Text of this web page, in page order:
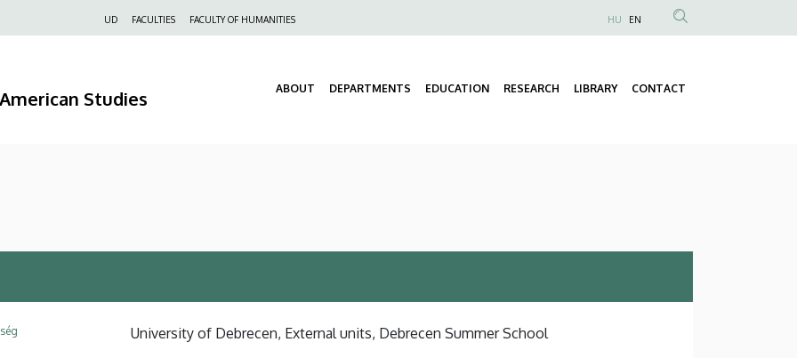
UD FACULTIES FACULTY OF HUMANITIES
Anonim
fiók
HU EN
Studies ABOUT DEPARTMENTS EDUCATION RESEARCH LIBRARY CONTACT
University of Debrecen, External units, Debrecen Summer School